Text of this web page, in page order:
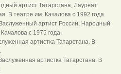
артист Татарстана, Лауреат
В театре им. Качалова с 1992 года.
артист России, Народный
с 1975 года.
артистка Татарстана. В
артистка Татарстана. В